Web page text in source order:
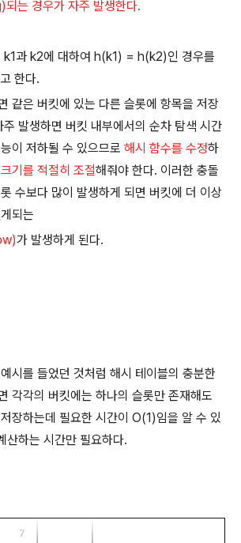
는 경우가 자주 발생한다.
k1과 k2에 대하여 h(k1) = h(k2)인 경우를
한다.
같은 버킷에 있는 다른 슬롯에 항목을 저장
발생하면 버킷 내부에서의 순차 탐색 시간
이 저하될 수 있으므로 해시 함수를 수정하
기를 적절히 조절해줘야 한다. 이러한 충돌
수보다 많이 발생하게 되면 버킷에 더 이상
되는
가 발생하게 된다.
시를 들었던 것처럼 해시 테이블의 충분한
각각의 버킷에는 하나의 슬롯만 존재해도
장하는데 필요한 시간이 O(1)임을 알 수 있
산하는 시간만 필요하다.